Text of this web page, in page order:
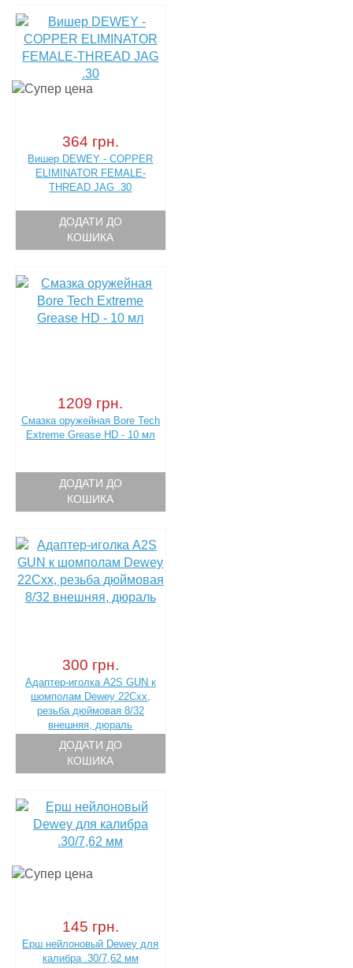
364 грн.
Вишер DEWEY - COPPER
ELIMINATOR FEMALE-
THREAD JAG .30
ДОДАТИ ДО
КОШИКА
1209 грн.
Смазка оружейная Bore Tech
Extreme Grease HD - 10 мл
ДОДАТИ ДО
КОШИКА
300 грн.
Адаптер-иголка A2S GUN к
шомполам Dewey 22Cхх,
резьба дюймовая 8/32
внешняя, дюраль
ДОДАТИ ДО
КОШИКА
145 грн.
Ерш нейлоновый Dewey для
калибра .30/7,62 мм